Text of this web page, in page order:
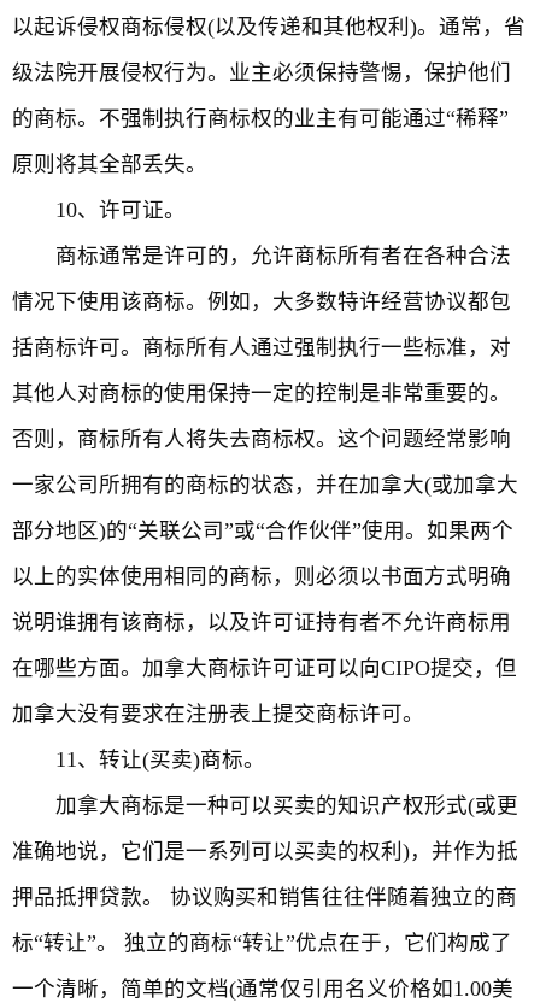
以起诉侵权商标侵权(以及传递和其他权利)。通常，省
级法院开展侵权行为。业主必须保持警惕，保护他们
的商标。不强制执行商标权的业主有可能通过“稀释”
原则将其全部丢失。
10、许可证。
商标通常是许可的，允许商标所有者在各种合法
情况下使用该商标。例如，大多数特许经营协议都包
括商标许可。商标所有人通过强制执行一些标准，对
其他人对商标的使用保持一定的控制是非常重要的。
否则，商标所有人将失去商标权。这个问题经常影响
一家公司所拥有的商标的状态，并在加拿大(或加拿大
部分地区)的“关联公司”或“合作伙伴”使用。如果两个
以上的实体使用相同的商标，则必须以书面方式明确
说明谁拥有该商标，以及许可证持有者不允许商标用
在哪些方面。加拿大商标许可证可以向CIPO提交，但
加拿大没有要求在注册表上提交商标许可。
11、转让(买卖)商标。
加拿大商标是一种可以买卖的知识产权形式(或更
准确地说，它们是一系列可以买卖的权利)，并作为抵
押品抵押贷款。 协议购买和销售往往伴随着独立的商
标“转让”。 独立的商标“转让”优点在于，它们构成了
一个清晰，简单的文档(通常仅引用名义价格如1.00美